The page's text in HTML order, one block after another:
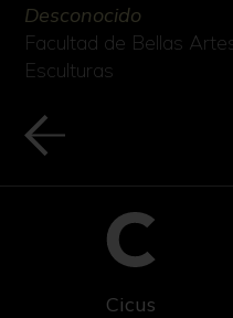
Desconocido
Facultad de Bellas
Esculturas
Cicus